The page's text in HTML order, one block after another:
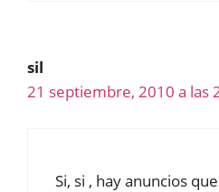
sil
21 septiembre, 2010 a las
Si, si , hay anuncios